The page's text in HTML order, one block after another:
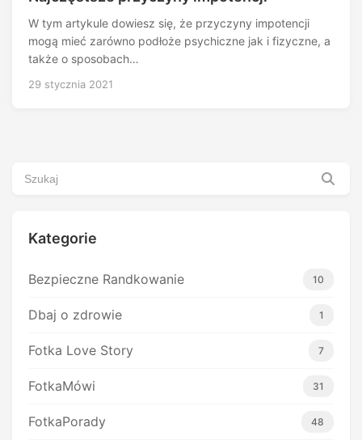
W tym artykule dowiesz się, że przyczyny impotencji
mogą mieć zarówno podłoże psychiczne jak i fizyczne, a
także o sposobach…
29 stycznia 2021
Kategorie
Bezpieczne Randkowanie 10
Dbaj o zdrowie 1
Fotka Love Story 7
FotkaMówi 31
FotkaPorady 48